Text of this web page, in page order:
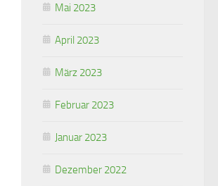
Mai 2023
April 2023
März 2023
Februar 2023
Januar 2023
Dezember 2022